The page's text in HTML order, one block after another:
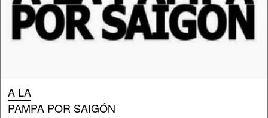
A LA
PAMPA POR SAIGÓN